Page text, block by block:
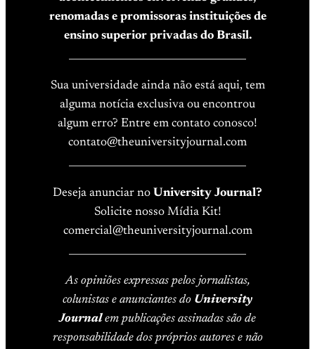
renomadas e promissoras instituições de
ensino superior privadas do Brasil.
Sua universidade ainda não está aqui, tem
alguma notícia exclusiva ou encontrou
algum erro? Entre em contato conosco!
contato@theuniversityjournal.com
Deseja anunciar no University Journal?
Solicite nosso Mídia Kit!
comercial@theuniversityjournal.com
As opiniões expressas pelos jornalistas,
colunistas e anunciantes do University
Journalem publicações assinadas são de
responsabilidade dos próprios autores e não